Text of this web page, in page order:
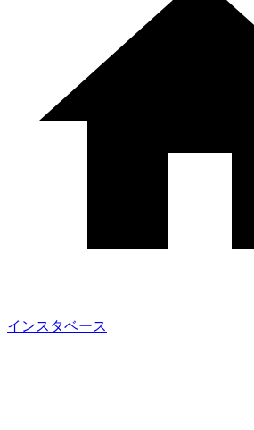
インスタベース